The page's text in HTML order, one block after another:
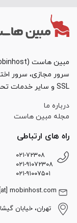
سرور مجازی، سرور
SSL و سایر خدمات تحت وب است.
درباره ما
مجله مبین هاست
راه های ارتباطی
۰۲۱-۷۲۳۰۸
۰۲۱-۹۱۰۷۲۳۰۸
۰۲۱-۹۱۰۰۷۵۰۱
mobinhost.com
تهران، خیابان گیشا، خیابان ۱۹، پلاک